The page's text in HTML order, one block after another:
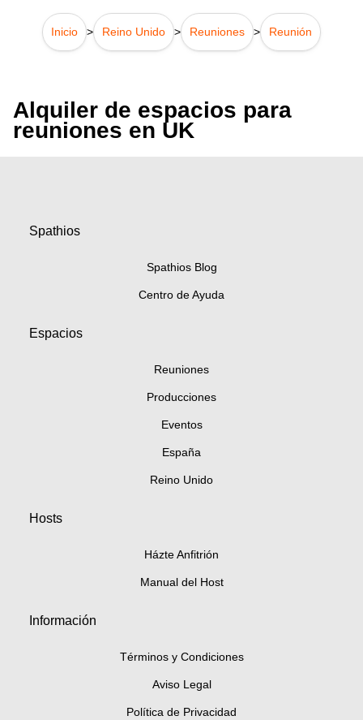
Inicio > Reino Unido > Reuniones > Reunión
Alquiler de espacios para
reuniones en UK
Spathios
Spathios Blog
Centro de Ayuda
Espacios
Reuniones
Producciones
Eventos
España
Reino Unido
Hosts
Házte Anfitrión
Manual del Host
Información
Términos y Condiciones
Aviso Legal
Política de Privacidad